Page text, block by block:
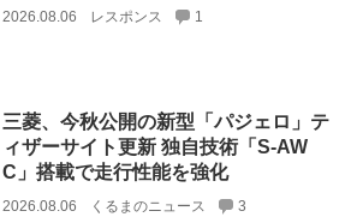
2026.08.06 レスポンス 1
三菱、今秋公開の新型「パジェロ」テ
ィザーサイト更新 独自技術「S-AW
C」搭載で走行性能を強化
2026.08.06 くるまのニュース 3